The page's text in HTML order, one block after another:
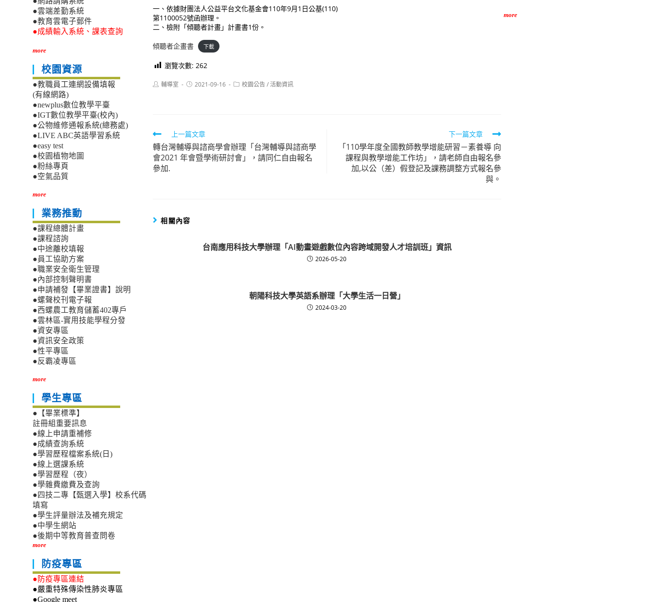
一、依據財團法人公益平台文化基金會110年9月1日公基(110)
第1100052號函辦理。
二、檢附「傾聽者計畫」計畫書1份。
傾聽者企畫書 下載
瀏覽次數: 262
Post輔導室
Post2021-09-16
Post校園公告/活動資訊
Read
more
articles
上一篇文章
轉台灣輔導與諮商學會辦理「台灣輔導與諮商學
會2021 年會暨學術研討會」，請同仁自由報名
參加.
下一篇文章
「110學年度全國教師教學增能研習－素養導 向
課程與教學增能工作坊」，請老師自由報名參
加,以公（差）假登記及課務調整方式報名參
與。
相關內容
台南應用科技大學辦理「AI動畫遊戲數位內容跨域開發人才培訓班」資訊
2026-05-20
朝陽科技大學英語系辦理「大學生活一日營」
2024-03-20
●雲端差勤系統
●教育雲電子郵件
●成績輸入系統、課表查詢
more
校園資源
●教職員工連網設備填報
(有線網路)
●newplus數位教學平臺
●IGT數位教學平臺(校內)
●公物維修通報系統(總務處)
●LIVE ABC英語學習系統
●easy test
●校園植物地圖
●粉絲專頁
●空氣品質
more
業務推動
●課程總體計畫
●課程諮詢
●中途離校填報
●員工協助方案
●職業安全衛生管理
●內部控制聲明書
●申請補發【畢業證書】說明
●螺聲校刊電子報
●西螺農工教育儲蓄402專戶
●雲林區-實用技能學程分發
●資安專區
●資訊安全政策
●性平專區
●反霸凌專區
more
學生專區
●【畢業標準】
註冊組重要訊息
●線上申請重補修
●成績查詢系統
●學習歷程檔案系統(日)
●線上選課系統
●學習歷程（夜）
●學雜費繳費及查詢
●四技二專【甄選入學】校系代碼
填寫
●學生評量辦法及補充規定
●中學生網站
●後期中等教育普查問卷
more
防疫專區
●防疫專區連結
●嚴重特殊傳染性肺炎專區
●Google meet
more